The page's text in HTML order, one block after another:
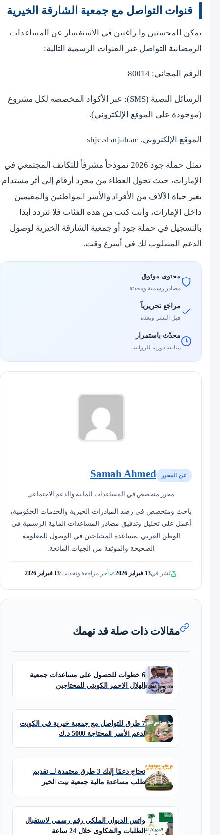
قنوات التواصل مع جمعية الشارقة الخيرية
يمكن للمحسنين والراغبين في الاستفسار عن المساعدات
الرمضانية التواصل عبر القنوات الرسمية التالية:
الرقم المجاني: 80014
الرسائل النصية (SMS): عبر الأكواد المخصصة لكل مشروع
(موجودة على الموقع الإلكتروني).
الموقع الإلكتروني: shjc.sharjah.ae
تمثل حملة جود 2026 نموذجاً مشرفاً للتكاتف المجتمعي في
الإمارات، حيث تحول العطاء من مجرد أرقام إلى أثر مستدام
يغير حياة الآلاف من الأفراد والأسر المواطنين والمقيمين
داخل الإمارات، وأنت كنت من هذه الفئات فلا تتردد أبدا
بالتسجيل في حملة جود أو جمعية الشارقة الخيرية لوصول
الدعم المطلوب لك في أسرع وقت.
محتوى موثوق
مصادر رسمية ومحدثة
مراجَع تحريرياً
قبل النشر وبعده
محدّث باستمرار
متابعة دورية للروابط
عن المحرر Samah Ahmed
محرر متخصص في المساعدات المالية والدعم الاجتماعي
باحث ومتخصص في رصد المبادرات الخيرية والخدمات الحكومية،
أعمل على تحليل وتدقيق مصادر المساعدات المالية الرسمية في
الوطن العربي لمساعدة المحتاجين في الوصول للمعلومة
الصحيحة والموثقة من الجهات المانحة.
نُشر في13 فبراير 2026 آخر مراجعة وتحديث:13 فبراير 2026
مقالات ذات صلة قد تهمك
6 خطوات للحصول على مساعدات جمعية
الهلال الاحمر الكويتي للمحتاجين
7 طرق للتواصل مع جمعية خيرية في الكويت
لدعم الأسر المحتاجة 5000 د.ك
تحتاج دعمًا إليك 3 طرق معتمدة لــ تقديم
طلب مساعدة مالية جمعية بيت الخير
واتس الديوان الملكي رقم رسمي لاستقبال
الطلبات والشكاوى خلال 24 ساعة